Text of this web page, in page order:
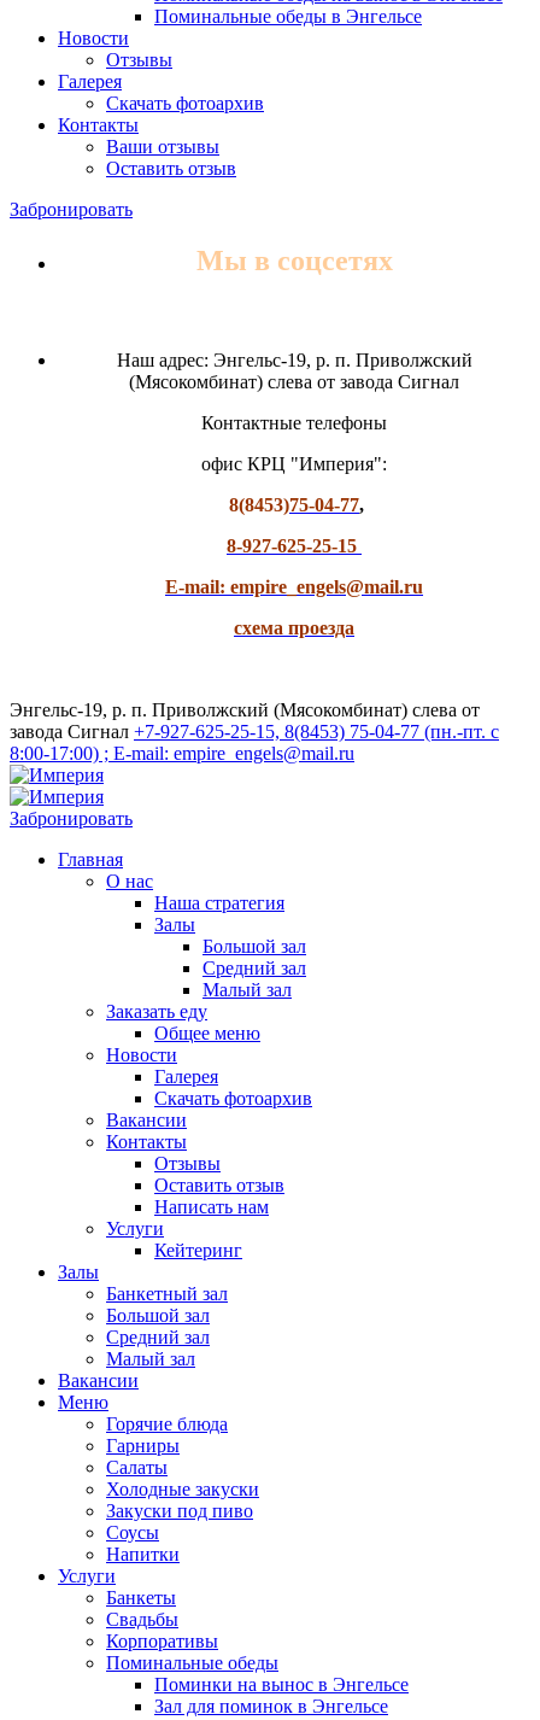
Поминальные обеды в Энгельсе
Новости
Отзывы
Галерея
Скачать фотоархив
Контакты
Ваши отзывы
Оставить отзыв
Забронировать
Мы в соцсетях
Наш адрес: Энгельс-19, р. п. Приволжский
(Мясокомбинат) слева от завода Сигнал
Контактные телефоны
офис КРЦ "Империя":
8(8453)75-04-77,
8-927-625-25-15
E-mail: empire_engels@mail.ru
схема проезда
Энгельс-19, р. п. Приволжский (Мясокомбинат) слева от
завода Сигнал +7-927-625-25-15, 8(8453) 75-04-77 (пн.-пт. с
8:00-17:00) ; E-mail: empire_engels@mail.ru
Забронировать
Главная
О нас
Наша стратегия
Залы
Большой зал
Средний зал
Малый зал
Заказать еду
Общее меню
Новости
Галерея
Скачать фотоархив
Вакансии
Контакты
Отзывы
Оставить отзыв
Написать нам
Услуги
Кейтеринг
Залы
Банкетный зал
Большой зал
Средний зал
Малый зал
Вакансии
Меню
Горячие блюда
Гарниры
Салаты
Холодные закуски
Закуски под пиво
Соусы
Напитки
Услуги
Банкеты
Свадьбы
Корпоративы
Поминальные обеды
Поминки на вынос в Энгельсе
Зал для поминок в Энгельсе